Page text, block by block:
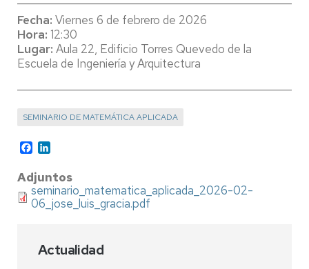
Fecha: Viernes 6 de febrero de 2026
Hora: 12:30
Lugar: Aula 22, Edificio Torres Quevedo de la
Escuela de Ingeniería y Arquitectura
SEMINARIO DE MATEMÁTICA APLICADA
Facebook
Adjuntos
seminario_matematica_aplicada_2026-02-
06_jose_luis_gracia.pdf
Actualidad